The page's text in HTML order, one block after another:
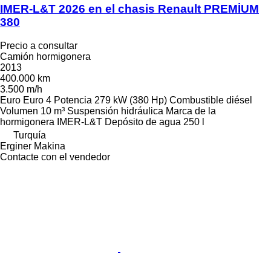
IMER-L&T 2026 en el chasis Renault PREMİUM
380
Precio a consultar
Camión hormigonera
2013
400.000 km
3.500 m/h
Euro Euro 4 Potencia 279 kW (380 Hp) Combustible diésel
Volumen 10 m³ Suspensión hidráulica Marca de la
hormigonera
IMER-L&T Depósito de agua 250 l
Turquía
Erginer Makina
Contacte con el vendedor